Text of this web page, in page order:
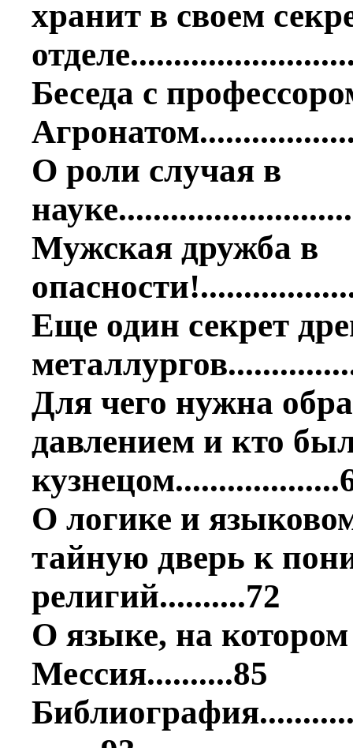
хранит в своем
Беседа с
О роли случая в
Мужская дружба в
Еще один секрет
Для чего нужна
давлением и кто
О логике и
тайную дверь к
религий..........72
О языке, на котором
Мессия..........85